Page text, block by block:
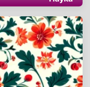
исследования
природы,
Осознание
скрыта от
открытия и